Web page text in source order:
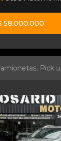
58.000.000
Pick